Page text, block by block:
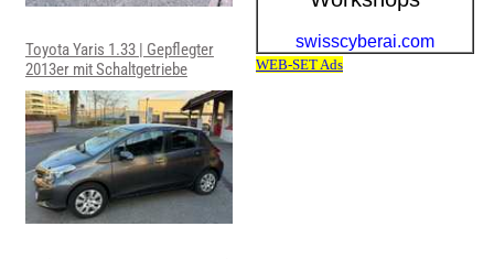
Toyota Yaris 1.33 | Gepflegter
2013er mit Schaltgetriebe